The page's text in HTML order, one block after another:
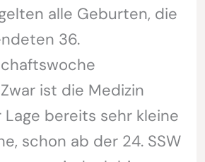
alle Geburten, die
36.
ist die Medizin
bereits sehr kleine
schon ab der 24. SSW